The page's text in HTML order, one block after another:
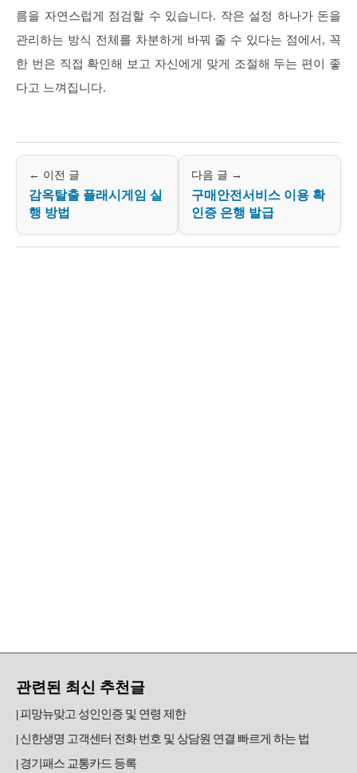
름을 자연스럽게 점검할 수 있습니다. 작은 설정 하나가 돈을
관리하는 방식 전체를 차분하게 바꿔 줄 수 있다는 점에서, 꼭
한 번은 직접 확인해 보고 자신에게 맞게 조절해 두는 편이 좋
다고 느껴집니다.
← 이전 글
감옥탈출 플래시게임 실
행 방법
다음 글 →
구매안전서비스 이용 확
인증 은행 발급
관련된 최신 추천글
피망뉴맞고 성인인증 및 연령 제한
신한생명 고객센터 전화 번호 및 상담원 연결 빠르게 하는 법
경기패스 교통카드 등록